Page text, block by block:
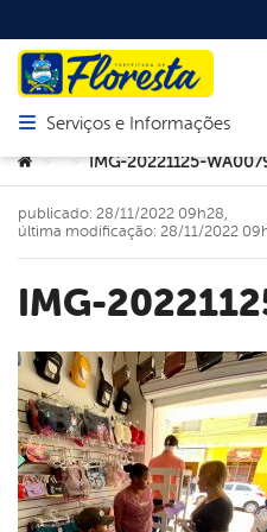
Abrir menu principal de
Serviços e Informações
Você está aqui:
> > IMG-20221125-
IMG-
publicado: 28/11/2022 09h28,
última modificação: 28/11/2022